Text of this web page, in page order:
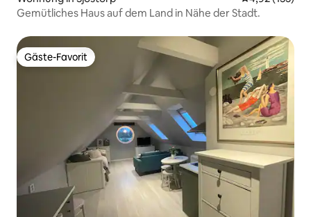
Gemütliches Haus auf dem Land in Nähe der Stadt.
Gäste-Favorit
Gäste-Favorit